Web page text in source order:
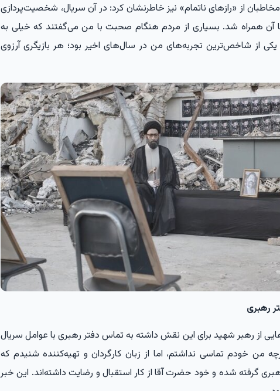
مخاطبان از «رازهای ناتمام» نیز خاطرنشان کرد: در آن سریال، شخصیت‌پردازی
آن همراه شد. بسیاری از مردم هنگام صحبت با من می‌گفتند که خیلی به
یکی از شاخص‌ترین تجربه‌های من در سال‌های اخیر بود؛ هر بازیگری آرزوی
رهبری
از رهبر شهید برای این نقش داشته به تماس دفتر رهبری با عوامل سریال
من خودم تماسی نداشتم، اما از زبان کارگردان و تهیه‌کننده شنیدم که
گرفته شده و خود حضرت آقا از کار استقبال و رضایت داشته‌اند. این خبر